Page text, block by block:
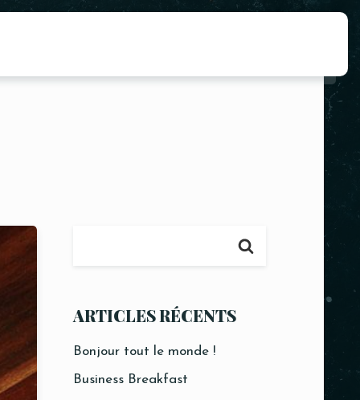
ARTICLES RÉCENTS
Bonjour tout le monde !
Business Breakfast